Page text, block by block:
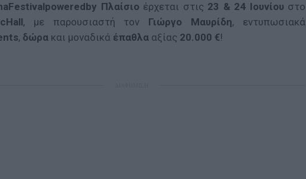
Πλαίσιο έρχεται στις 23 & 24 Ιουνίου στο
, με παρουσιαστή τον Γιώργο Μαυρίδη, εντυπωσιακά
, δώρα και μοναδικά έπαθλα αξίας 20.000 €!